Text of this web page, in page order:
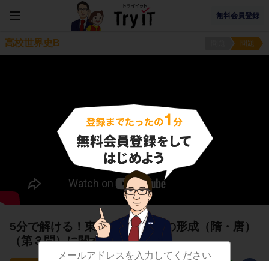
無料会員登録
高校世界史B 問題
5分で解ける！東アジア文明圏の形成（隋・唐）
（第３問）に関する問題